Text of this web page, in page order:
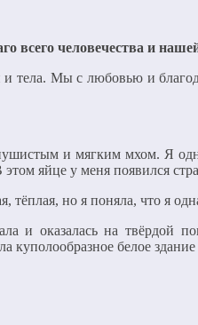
всего человечества и
тела. Мы с любовью и
и мягким мхом. Я
яйце у меня появился
тёплая, но я поняла, что я
и оказалась на твёрдой
куполообразное белое